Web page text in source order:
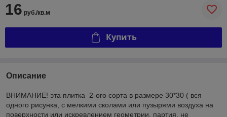
16 руб./кв.м
Купить
Описание
ВНИМАНИЕ! эта плитка 2-ого сорта в размере 30*30 ( вся
одного рисунка, с мелкими сколами или пузырями воздуха на
поверхности или искревлением геометрии. партия, не